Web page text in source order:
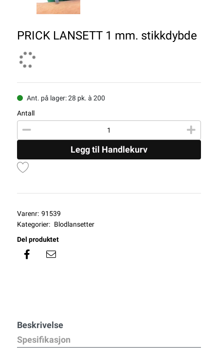
PRICK LANSETT 1 mm. stikkdybde
Ant. på lager: 28 pk. à 200
Antall
Legg til Handlekurv
Varenr: 91539
Kategorier: Blodlansetter
Del produktet
Beskrivelse
Spesifikasjon